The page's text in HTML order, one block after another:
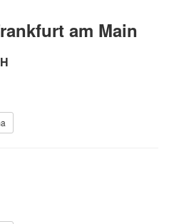
am Main